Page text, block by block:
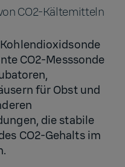
CO2-Kältemitteln
Kohlendioxidsonde
CO2-Messsonde
für Obst und
die stabile
CO2-Gehalts im